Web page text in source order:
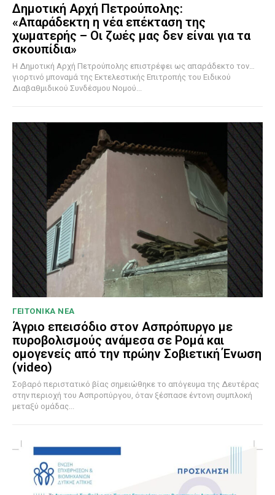
Δημοτική Αρχή Πετρούπολης:
«Απαράδεκτη η νέα επέκταση της
χωματερής – Οι ζωές μας δεν είναι για τα
σκουπίδια»
Η Δημοτική Αρχή Πετρούπολης επιστρέφει ως απαράδεκτο τον…
γιορτινό μποναμά της Εκτελεστικής Επιτροπής του Ειδικού
Διαβαθμιδικού Συνδέσμου Νομού...
ΓΕΙΤΟΝΙΚΑ ΝΕΑ
Άγριο επεισόδιο στον Ασπρόπυργο με
πυροβολισμούς ανάμεσα σε Ρομά και
ομογενείς από την πρώην Σοβιετική Ένωση
(video)
Σοβαρό περιστατικό βίας σημειώθηκε το απόγευμα της Δευτέρας
στην περιοχή του Ασπροπύργου, όταν ξέσπασε έντονη συμπλοκή
μεταξύ ομάδας...